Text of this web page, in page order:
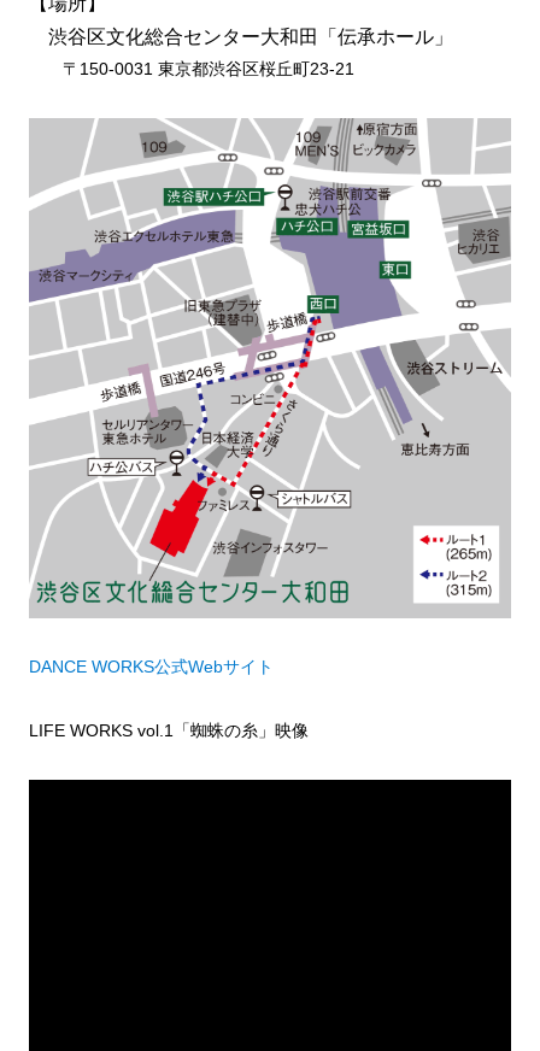
渋谷区文化総合センター大和田「伝承ホール」
〒150-0031 東京都渋谷区桜丘町23-21
DANCE WORKS公式Webサイト
LIFE WORKS vol.1「蜘蛛の糸」映像